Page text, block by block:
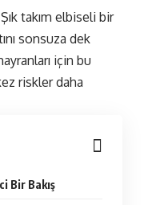
takım elbiseli bir
sonsuza dek
için bu
riskler daha
Bir Bakış